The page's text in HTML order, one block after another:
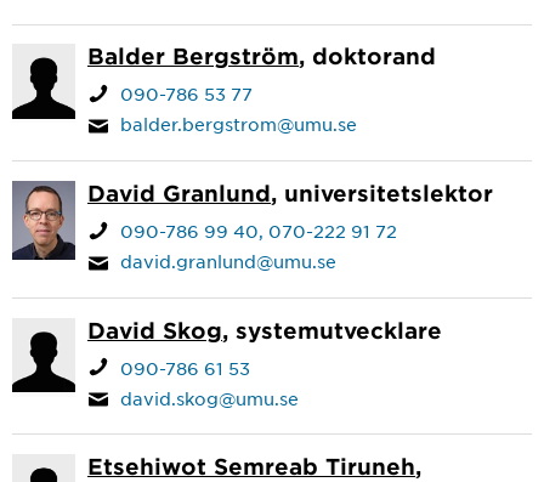
Balder Bergström, doktorand
090-786 53 77
balder.bergstrom@umu.se
David Granlund, universitetslektor
090-786 99 40 070-222 91 72
david.granlund@umu.se
David Skog, systemutvecklare
090-786 61 53
david.skog@umu.se
Etsehiwot Semreab Tiruneh,